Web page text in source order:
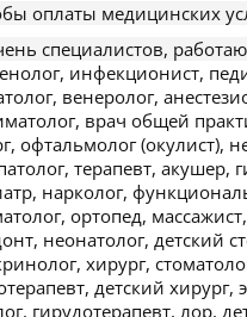
оплаты медицинских
специалистов,
инфекционист,
венеролог,
врач общей
офтальмолог (окулист),
терапевт, акушер,
нарколог,
ортопед,
неонатолог, детский
хирург,
детский хирург,
гирудотерапевт, лор,